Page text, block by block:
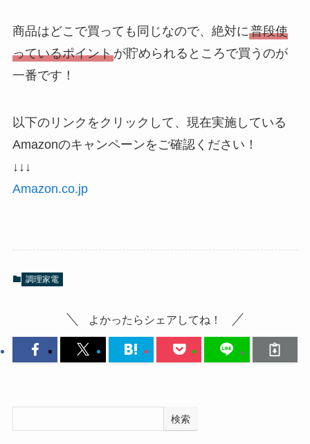
商品はどこで買っても同じなので、絶対に普段使
っているポイントが貯められるところで買うのが
一番です！
以下のリンクをクリックして、現在実施している
Amazonのキャンペーンをご確認ください！
↓↓↓
Amazon.co.jp
調理家電
よかったらシェアしてね！
検索